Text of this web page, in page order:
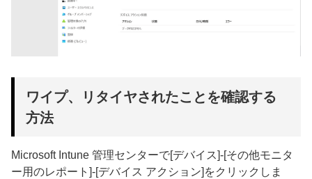
ワイプ、リタイヤされたことを確認する
方法
Microsoft Intune 管理センターで[デバイス]-[その他モニタ
ー用のレポート]-[デバイス アクション]をクリックしま